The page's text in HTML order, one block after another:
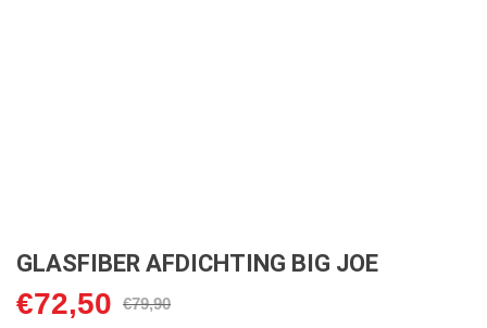
GLASFIBER AFDICHTING BIG JOE
€79,90
Oorspronkelijke
€72,50 Huidige